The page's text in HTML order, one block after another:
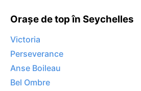
Orașe de top în Seychelles
Victoria
Perseverance
Anse Boileau
Bel Ombre